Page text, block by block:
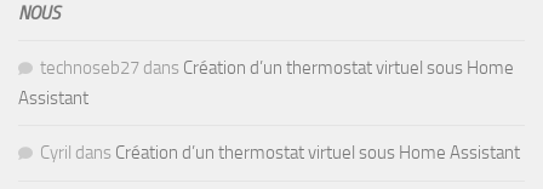
NOUS
technoseb27 dans Création d’un thermostat virtuel sous Home
Assistant
Cyril dans Création d’un thermostat virtuel sous Home Assistant